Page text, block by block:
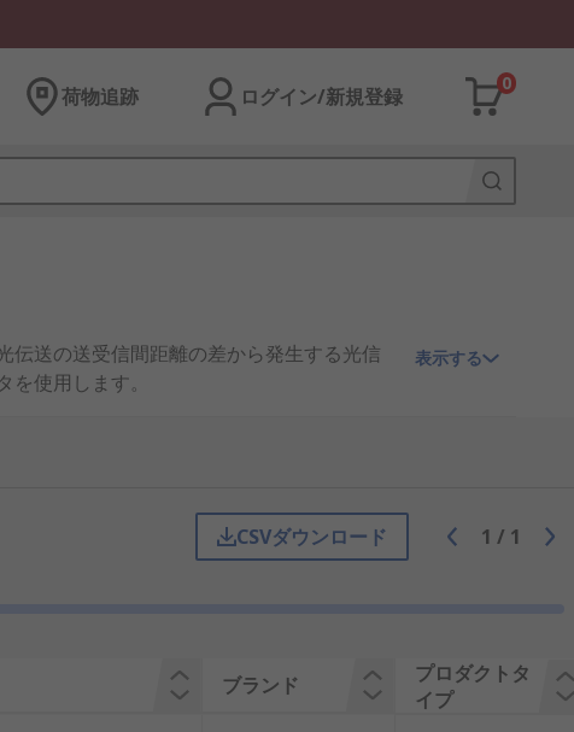
荷物追跡 ログイン/新規登録
0
伝送の送受信間距離の差から発生する光信
使用します。
光量が飽和して機器を損傷する恐れがある
替え、調整を行う各種伝送装置に用いら
表示する
CSVダウンロード 1 / 1
ブランド
プロダクトタ
イプ